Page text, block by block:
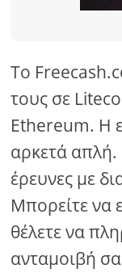
Το
τους σε
Ethereum. Η
αρκετά απλή.
έρευνες με
Μπορείτε να
θέλετε να
ανταμοιβή